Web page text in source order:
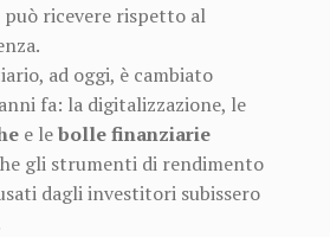
può ricevere rispetto al
ad oggi, è cambiato
fa: la digitalizzazione, le
e lebolle finanziarie
gli strumenti di rendimento
dagli investitori subissero